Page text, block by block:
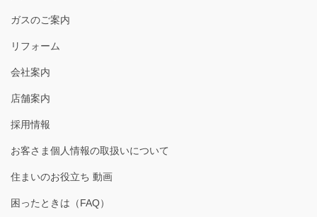
ガスのご案内
リフォーム
会社案内
店舗案内
採用情報
お客さま個人情報の取扱いについて
住まいのお役立ち 動画
困ったときは（FAQ）